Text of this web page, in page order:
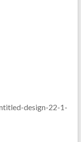
design-22-1-